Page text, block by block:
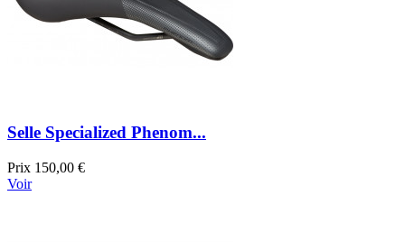
Selle Specialized Phenom...
Prix 150,00 €
Voir